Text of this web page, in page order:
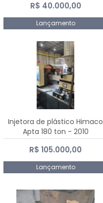
R$ 40.000,00
Lançamento
Injetora de plástico Himaco
Apta 180 ton - 2010
R$ 105.000,00
Lançamento